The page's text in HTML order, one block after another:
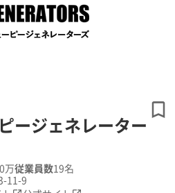
ージェネレーター
万従業員数19名
11-9